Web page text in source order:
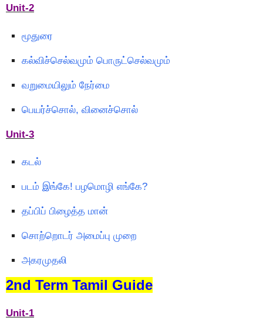
Unit-2
மூதுரை
கல்விச்செல்வமும் பொருட்செல்வமும்
வறுமையிலும் நேர்மை
பெயர்ச்சொல், வினைச்சொல்
Unit-3
கடல்
படம் இங்கே! பழமொழி எங்கே?
தப்பிப் பிழைத்த மான்
சொற்றொடர் அமைப்பு முறை
அகரமுதலி
2nd Term Tamil Guide
Unit-1